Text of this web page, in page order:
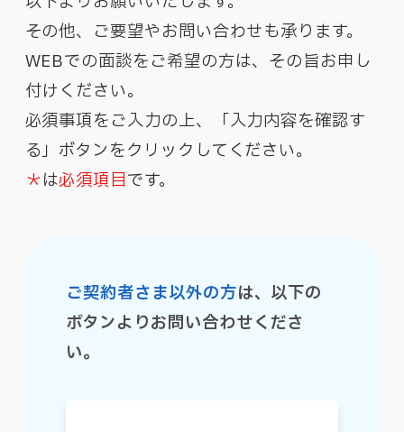
その他、ご要望やお問い合わせも承ります。
WEBでの面談をご希望の方は、その旨お申し
付けください。​
必須事項をご入力の上、「入力内容を確認す
る」ボタンをクリックしてください。
＊は必須項目です。
ご契約者さま以外の方は、以下の
ボタンよりお問い合わせくださ
い。